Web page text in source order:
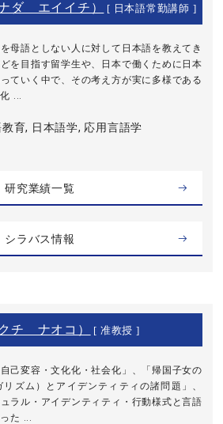
ダ エイイチ） [ 日本語常勤講師 ]
母語としない人に対して日本語を教えてき
を目指す留学生や、日本で働くために日本
ていく中で、その考え方が実に多様である
...
教育, 日本語学, 応用言語学
研究業績一覧
シラバス情報
チ ナオコ） [ 准教授 ]
己変容・文化化・社会化」、「帰国子女の
ズム）とアイデンティティの諸問題」、
ラル・アイデンティティ・行動様式と言語
た ...